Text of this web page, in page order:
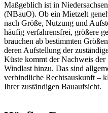
Maßgeblich ist in
(NBauO). Ob ein Mietzelt
nach Größe, Nutzung und
häufig verfahrensfrei, größere
brauchen ab bestimmten
deren Aufstellung der
Küste kommt der Nachweis der
Windlast hinzu. Das sind
verbindliche Rechtsauskunft –
Ihrer zuständigen Bauaufsicht.